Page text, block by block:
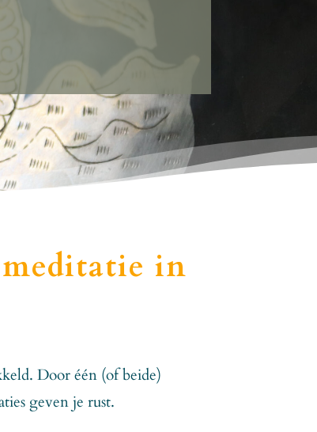
meditatie in
Door één (of beide)
geven je rust.